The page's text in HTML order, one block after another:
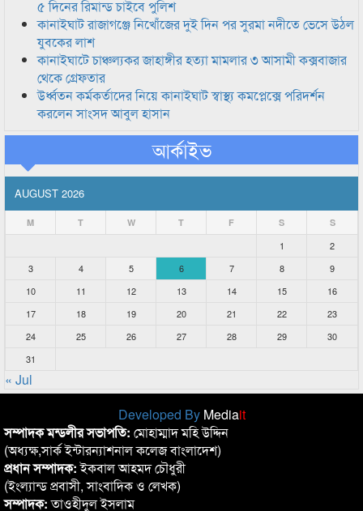
৫ দিনের রিমান্ড চাইবে পুলিশ
কানাইঘাট রাজাগঞ্জে নিখোঁজের দুই দিন পর সুরমা নদীতে ভেসে উঠল
যুবকের লাশ
কানাইঘাটে চাঞ্চল্যকর জাহাঙ্গীর হত্যা মামলার ৩ আসামী কক্সবাজার
থেকে গ্রেফতার
উর্ধ্বতন কর্মকর্তাদের নিয়ে কানাইঘাট স্বাস্থ্য কমপ্লেক্সে পরিদর্শন
করলেন সাংসদ আবুল হাসান
আর্কাইভ
AUGUST 2026
M T W T F S S
1
2
3
4 5 6 7 8
9
10
11 12 13 14 15
16
17
18 19 20 21 22
23
24
25 26 27 28 29
30
31
« Jul
Developed By Mediait
সম্পাদক মন্ডলীর সভাপতি: মোহাম্মাদ মহি উদ্দিন
(অধ্যক্ষ,সার্ক ইন্টারন্যাশনাল কলেজ বাংলাদেশ)
প্রধান সম্পাদক:ইকবাল আহমদ চৌধুরী
(ইংল্যান্ড প্রবাসী, সাংবাদিক ও লেখক)
সম্পাদক:তাওহীদুল ইসলাম